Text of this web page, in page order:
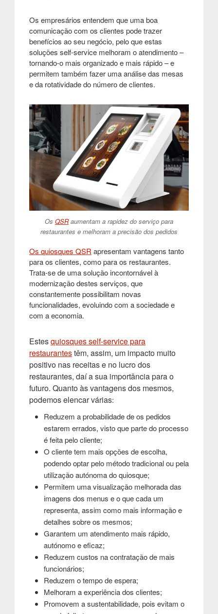
Os empresários entendem que uma boa
comunicação com os clientes pode trazer
benefícios ao seu negócio, pelo que estas
soluções self-service melhoram o atendimento –
tornando-o mais organizado e mais rápido – e
permitem também fazer uma análise das mesas
e da rotatividade do número de clientes.
Os QSRaumentam a rapidez do serviço para
restaurantes e melhoram a precisão dos pedidos
Os quiosques QSR apresentam vantagens tanto
para os clientes, como para os restaurantes.
Trata-se de uma solução incontornável à
modernização destes serviços, que
constantemente possibilitam novas
funcionalidades, evoluindo com a sociedade e
com a economia.
Estesquiosques self-service para
restaurantestêm, assim, um impacto muito
positivo nas receitas e no lucro dos
restaurantes, daí a sua importância para o
futuro. Quanto às vantagens dos mesmos,
podemos elencar várias:
Reduzem a probabilidade de os pedidos
estarem errados, visto que parte do processo
é feita pelo cliente;
O cliente tem mais opções de escolha,
podendo optar pelo método tradicional ou pela
utilização autónoma do quiosque;
Permitem uma visualização melhorada das
imagens dos menus e o que cada um
representa, assim como mais informação e
detalhes sobre os mesmos;
Garantem um atendimento mais rápido,
autónomo e eficaz;
Reduzem custos na contratação de mais
funcionários;
Reduzem o tempo de espera;
Melhoram a experiência dos clientes;
Promovem a sustentabilidade, pois evitam o